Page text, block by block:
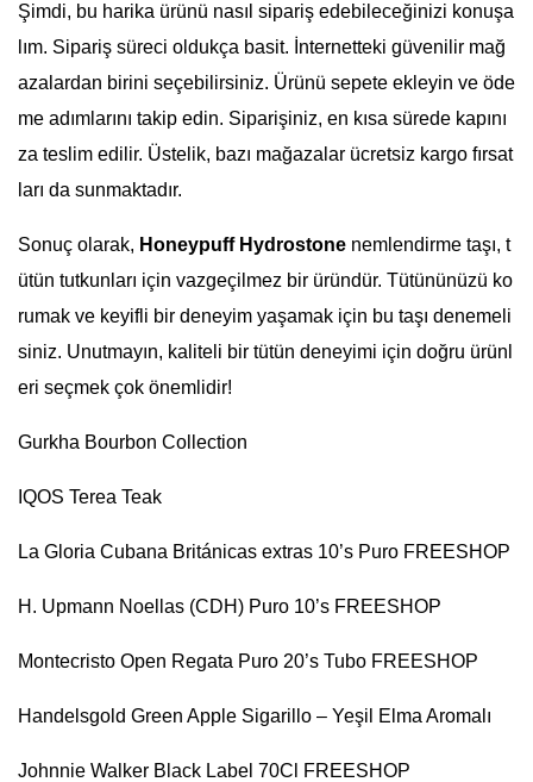
Şimdi, bu harika ürünü nasıl sipariş edebileceğinizi konuşa
lım. Sipariş süreci oldukça basit. İnternetteki güvenilir mağ
azalardan birini seçebilirsiniz. Ürünü sepete ekleyin ve öde
me adımlarını takip edin. Siparişiniz, en kısa sürede kapını
za teslim edilir. Üstelik, bazı mağazalar ücretsiz kargo fırsat
ları da sunmaktadır.
Sonuç olarak, Honeypuff Hydrostone nemlendirme taşı, t
ütün tutkunları için vazgeçilmez bir üründür. Tütününüzü ko
rumak ve keyifli bir deneyim yaşamak için bu taşı denemeli
siniz. Unutmayın, kaliteli bir tütün deneyimi için doğru ürünl
eri seçmek çok önemlidir!
Gurkha Bourbon Collection
IQOS Terea Teak
La Gloria Cubana Británicas extras 10’s Puro FREESHOP
H. Upmann Noellas (CDH) Puro 10’s FREESHOP
Montecristo Open Regata Puro 20’s Tubo FREESHOP
Handelsgold Green Apple Sigarillo – Yeşil Elma Aromalı
Johnnie Walker Black Label 70Cl FREESHOP